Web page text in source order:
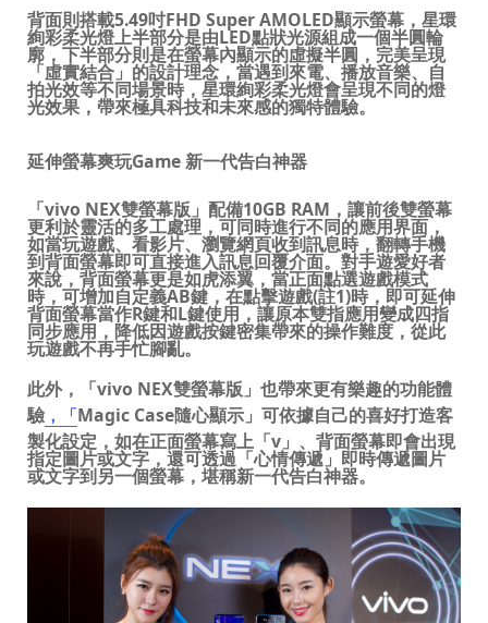
背面則搭載5.49吋FHD Super AMOLED顯示螢幕，星環
絢彩柔光燈上半部分是由LED點狀光源組成一個半圓輪
廓，下半部分則是在螢幕內顯示的虛擬半圓，完美呈現
「虛實結合」的設計理念，當遇到來電、播放音樂、自
拍光效等不同場景時，星環絢彩柔光燈會呈現不同的燈
光效果，帶來極具科技和未來感的獨特體驗。
延伸螢幕爽玩Game新一代告白神器
「vivo NEX雙螢幕版」配備10GB RAM ， 讓前後雙螢幕
更利於靈活的多工處理，可同時進行不同的應用界面，
如當玩遊戲、看影片、瀏覽網頁收到訊息時，翻轉手機
到背面螢幕即可直接進入訊息回覆介面。對手遊愛好者
來說，背面螢幕更是如虎添翼，當正面點選遊戲模式
時，可增加自定義AB鍵，在點擊遊戲(註1)時，即可延伸
背面螢幕當作R鍵和L鍵使用，讓原本雙指應用變成四指
同步應用，降低因遊戲按鍵密集帶來的操作難度，從此
玩遊戲不再手忙腳亂。
此外，「vivo NEX雙螢幕版」也帶來更有樂趣的功能體
驗，「Magic Case隨心顯示」 可依據自己的喜好打造客
製化設定，如在正面螢幕寫上「v」、背面螢幕即會出現
指定圖片或文字，還可透過「心情傳遞」即時傳遞圖片
或文字到另一個螢幕，堪稱新一代告白神器。